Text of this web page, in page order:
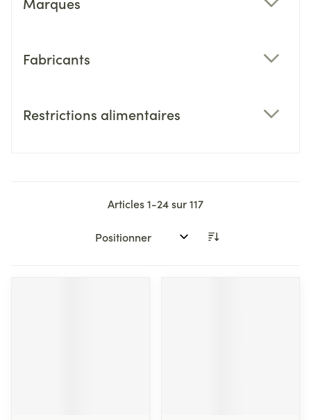
Fabricants
Restrictions alimentaires
Articles1-24sur117
Trier par: